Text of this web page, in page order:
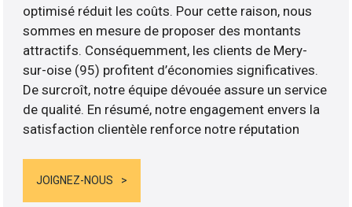
optimisé réduit les coûts. Pour cette raison, nous
sommes en mesure de proposer des montants
attractifs. Conséquemment, les clients de Mery-
sur-oise (95) profitent d’économies significatives.
De surcroît, notre équipe dévouée assure un service
de qualité. En résumé, notre engagement envers la
satisfaction clientèle renforce notre réputation
JOIGNEZ-NOUS